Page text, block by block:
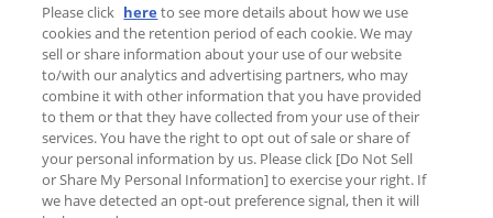
お問い合わせ
個人情報保護方針
利用規約
利用者情報の外部送信について
Please click here to see more details about how we use
cookies and the retention period of each cookie. We may
sell or share information about your use of our website
to/with our analytics and advertising partners, who may
combine it with other information that you have provided
to them or that they have collected from your use of their
services. You have the right to opt out of sale or share of
your personal information by us. Please click [Do Not Sell
or Share My Personal Information] to exercise your right. If
we have detected an opt-out preference signal, then it will